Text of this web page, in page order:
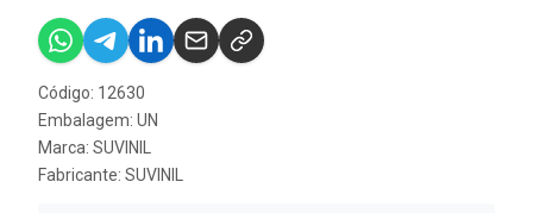
Código: 12630
Embalagem: UN
Marca: SUVINIL
Fabricante: SUVINIL